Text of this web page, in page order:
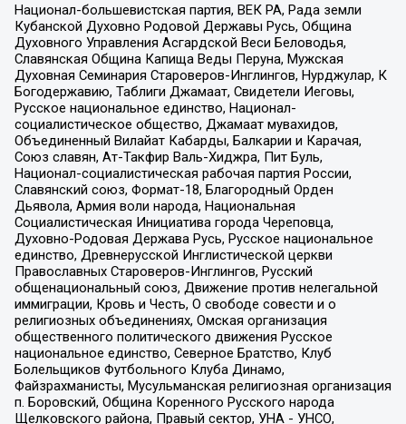
Национал-большевистская партия, ВЕК РА, Рада земли
Кубанской Духовно Родовой Державы Русь, Община
Духовного Управления Асгардской Веси Беловодья,
Славянская Община Капища Веды Перуна, Мужская
Духовная Семинария Староверов-Инглингов, Нурджулар, К
Богодержавию, Таблиги Джамаат, Свидетели Иеговы,
Русское национальное единство, Национал-
социалистическое общество, Джамаат мувахидов,
Объединенный Вилайат Кабарды, Балкарии и Карачая,
Союз славян, Ат-Такфир Валь-Хиджра, Пит Буль,
Национал-социалистическая рабочая партия России,
Славянский союз, Формат-18, Благородный Орден
Дьявола, Армия воли народа, Национальная
Социалистическая Инициатива города Череповца,
Духовно-Родовая Держава Русь, Русское национальное
единство, Древнерусской Инглистической церкви
Православных Староверов-Инглингов, Русский
общенациональный союз, Движение против нелегальной
иммиграции, Кровь и Честь, О свободе совести и о
религиозных объединениях, Омская организация
общественного политического движения Русское
национальное единство, Северное Братство, Клуб
Болельщиков Футбольного Клуба Динамо,
Файзрахманисты, Мусульманская религиозная организация
п. Боровский, Община Коренного Русского народа
Щелковского района, Правый сектор, УНА - УНСО,